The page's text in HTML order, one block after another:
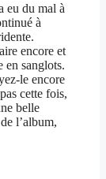
eu du mal à
à
encore et
en sanglots.
le encore
cette fois,
belle
l’album,